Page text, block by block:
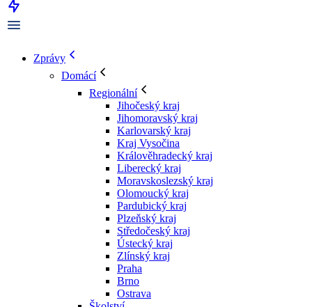
Zprávy
Domácí
Regionální
Jihočeský kraj
Jihomoravský kraj
Karlovarský kraj
Kraj Vysočina
Králověhradecký kraj
Liberecký kraj
Moravskoslezský kraj
Olomoucký kraj
Pardubický kraj
Plzeňský kraj
Středočeský kraj
Ústecký kraj
Zlínský kraj
Praha
Brno
Ostrava